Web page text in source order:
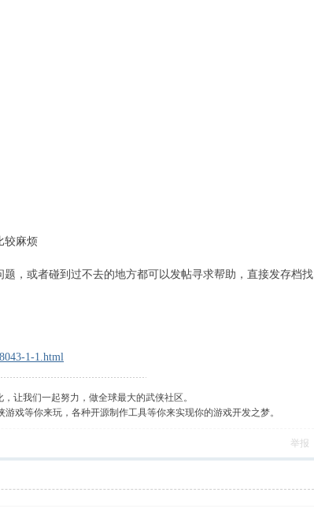
较麻烦
，或者碰到过不去的地方都可以发帖寻求帮助，直接发存档找
1-1.html
让我们一起努力，做全球最大的武侠社区。
戏等你来玩，各种开源制作工具等你来实现你的游戏开发之梦。
举报